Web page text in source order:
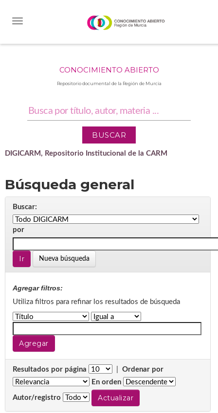
CONOCIMIENTO ABIERTO
Repositorio documental de la Región de Murcia
DIGICARM, Repositorio Institucional de la CARM
Búsqueda general
Buscar:
por
Nueva búsqueda
Agregar filtros:
Utiliza filtros para refinar los resultados de búsqueda
Resultados por página
Ordenar por
En orden
Autor/registro